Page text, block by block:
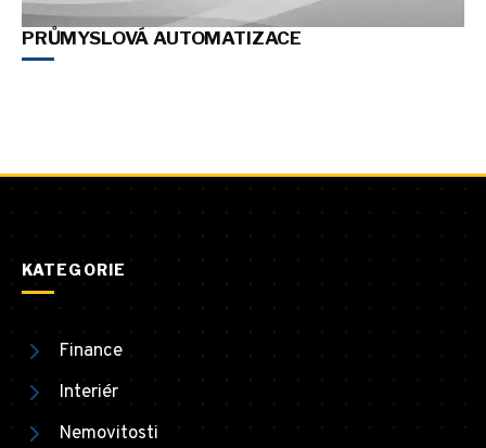
PRŮMYSLOVÁ AUTOMATIZACE
KATEGORIE
Finance
Interiér
Nemovitosti